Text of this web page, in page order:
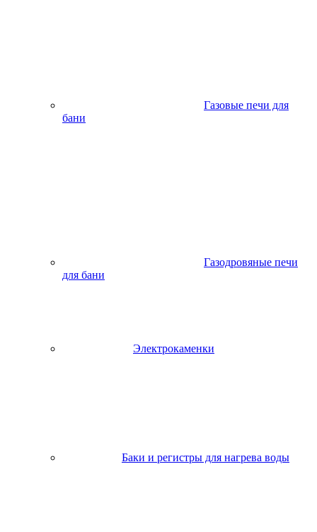
Газовые печи для
бани
Газодровяные печи
для бани
Электрокаменки
Баки и регистры для нагрева воды